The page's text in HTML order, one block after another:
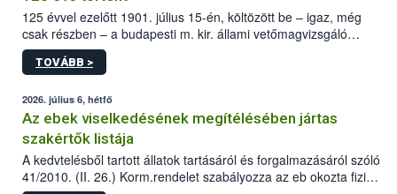
125 évvel ezelőtt 1901. július 15-én, költözött be – igaz, még
csak részben – a budapesti m. kir. állami vetőmagvizsgáló
állomás a Kis Rókus utca 15. szám alatti, Czigler Győző által
tervezett új épületébe.
TOVÁBB >
2026. július 6, hétfő
Az ebek viselkedésének megítélésében jártas
szakértők listája
A kedvtelésből tartott állatok tartásáról és forgalmazásáról szóló
41/2010. (II. 26.) Korm.rendelet szabályozza az eb okozta fizikai